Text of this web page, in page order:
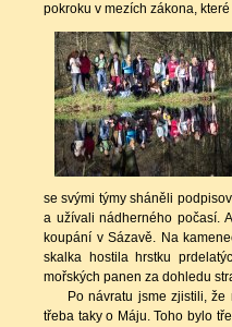
pokroku v mezích zákona,
se svými týmy sháněli
a užívali nádherného počasí.
koupání v Sázavě. Na
skalka hostila hrstku
mořských panen za dohledu
Po návratu jsme zjistili, že
třeba taky o Máju. Toho bylo